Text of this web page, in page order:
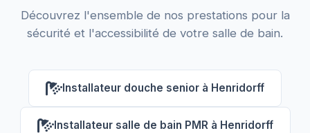
Découvrez l'ensemble de nos prestations pour la
sécurité et l'accessibilité de votre salle de bain.
Installateur douche senior à Henridorff
Installateur salle de bain PMR à Henridorff